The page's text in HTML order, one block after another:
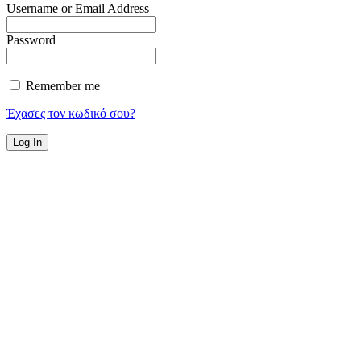
Username or Email Address
Password
Remember me
Έχασες τον κωδικό σου?